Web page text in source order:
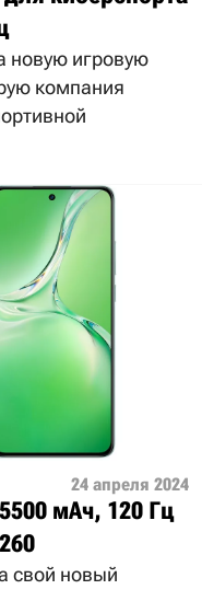
новую игровую
компания
24 апреля 2024
мАч, 120 Гц
свой новый